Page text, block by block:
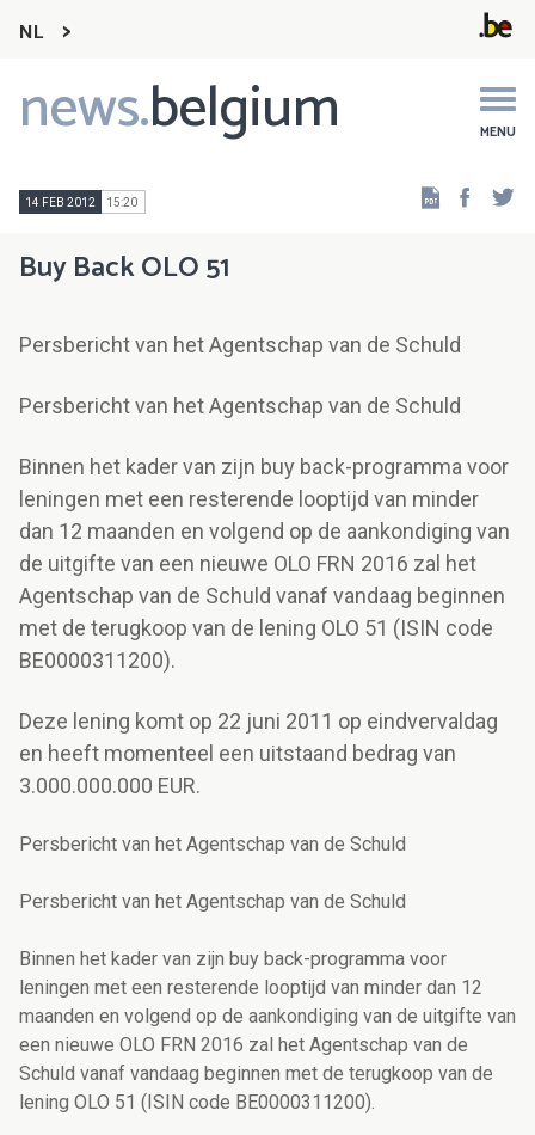
NL
news.belgium MENU
Main
navigation
14 FEB 2012 15:20
Buy Back OLO 51
Persbericht van het Agentschap van de Schuld
Persbericht van het Agentschap van de Schuld
Binnen het kader van zijn buy back-programma voor
leningen met een resterende looptijd van minder
dan 12 maanden en volgend op de aankondiging van
de uitgifte van een nieuwe OLO FRN 2016 zal het
Agentschap van de Schuld vanaf vandaag beginnen
met de terugkoop van de lening OLO 51 (ISIN code
BE0000311200).
Deze lening komt op 22 juni 2011 op eindvervaldag
en heeft momenteel een uitstaand bedrag van
3.000.000.000 EUR.
Persbericht van het Agentschap van de Schuld
Persbericht van het Agentschap van de Schuld
Binnen het kader van zijn buy back-programma voor
leningen met een resterende looptijd van minder dan 12
maanden en volgend op de aankondiging van de uitgifte van
een nieuwe OLO FRN 2016 zal het Agentschap van de
Schuld vanaf vandaag beginnen met de terugkoop van de
lening OLO 51 (ISIN code BE0000311200).